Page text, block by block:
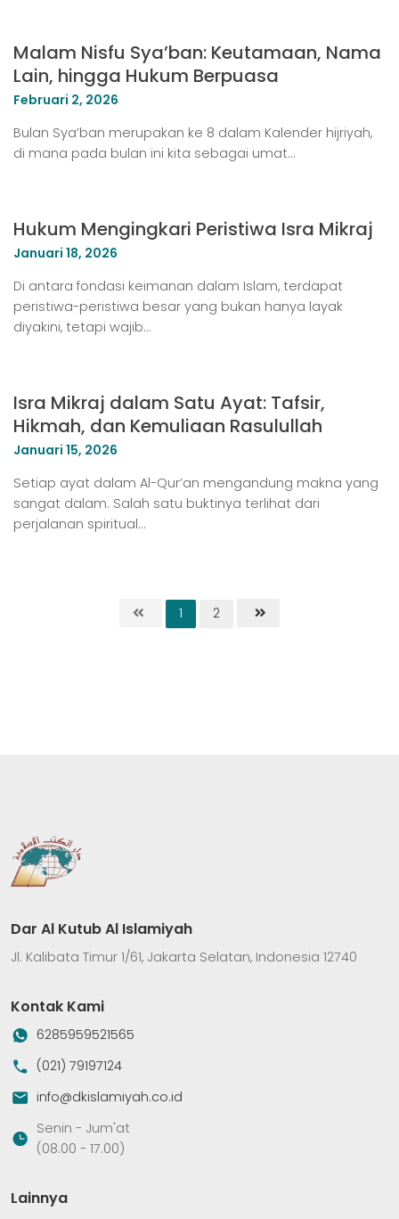
Malam Nisfu Sya’ban: Keutamaan, Nama
Lain, hingga Hukum Berpuasa
Februari 2, 2026
Bulan Sya’ban merupakan ke 8 dalam Kalender hijriyah,
di mana pada bulan ini kita sebagai umat…
Hukum Mengingkari Peristiwa Isra Mikraj
Januari 18, 2026
Di antara fondasi keimanan dalam Islam, terdapat
peristiwa-peristiwa besar yang bukan hanya layak
diyakini, tetapi wajib…
Isra Mikraj dalam Satu Ayat: Tafsir,
Hikmah, dan Kemuliaan Rasulullah
Januari 15, 2026
Setiap ayat dalam Al-Qur’an mengandung makna yang
sangat dalam. Salah satu buktinya terlihat dari
perjalanan spiritual…
1 2
Dar Al Kutub Al Islamiyah
Jl. Kalibata Timur 1/61, Jakarta Selatan, Indonesia 12740
Kontak Kami
6285959521565
(021) 79197124
info@dkislamiyah.co.id
Senin - Jum'at
(08.00 - 17.00)
Lainnya